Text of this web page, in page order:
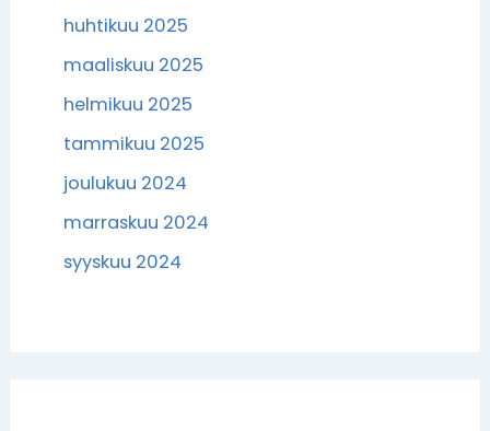
huhtikuu 2025
maaliskuu 2025
helmikuu 2025
tammikuu 2025
joulukuu 2024
marraskuu 2024
syyskuu 2024